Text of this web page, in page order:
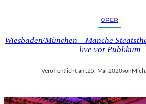
OPER
Wiesbaden/München – Manche
live vor Publikum
Veröffentlicht am:25. Mai 2020von